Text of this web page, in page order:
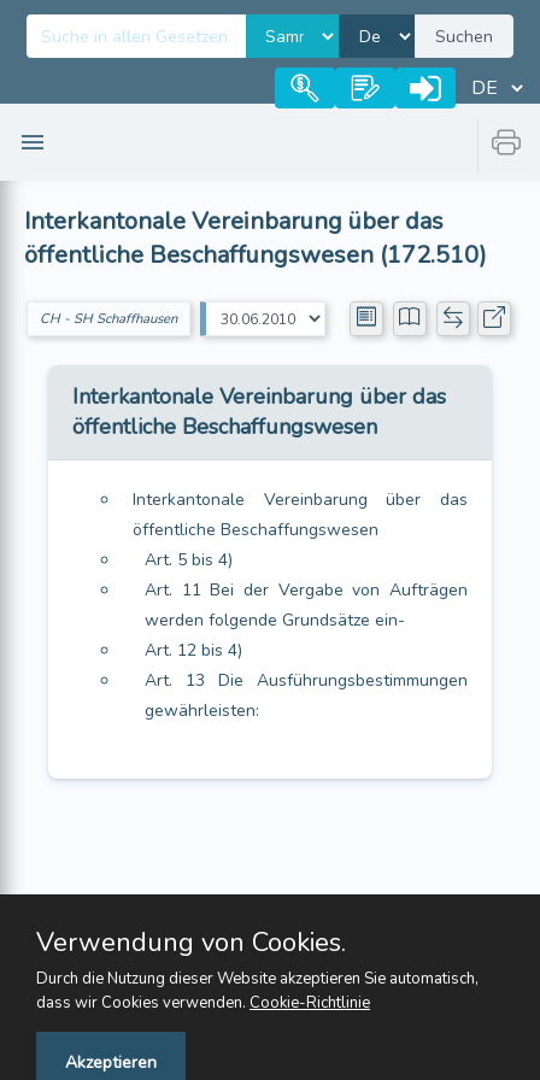
Suchen
Interkantonale Vereinbarung über das
öffentliche Beschaffungswesen (172.510)
CH - SH Schaffhausen
Interkantonale Vereinbarung über das
öffentliche Beschaffungswesen
Interkantonale Vereinbarung über das
öffentliche Beschaffungswesen
Art. 5 bis 4)
Art. 11 Bei der Vergabe von Aufträgen
werden folgende Grundsätze ein-
Art. 12 bis 4)
Art. 13 Die Ausführungsbestimmungen
gewährleisten:
Verwendung von Cookies.
Durch die Nutzung dieser Website akzeptieren Sie automatisch,
dass wir Cookies verwenden. Cookie-Richtlinie
Akzeptieren